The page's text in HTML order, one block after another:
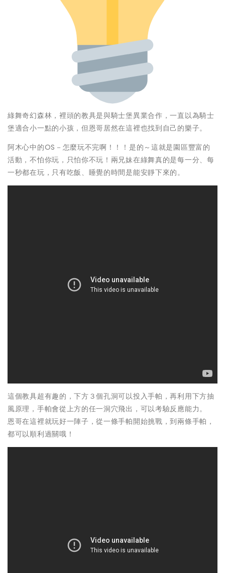
綠舞奇幻森林，裡頭的教具是與騎士堡異業合作，一直以為騎士
堡適合小一點的小孩，但恩哥居然在這裡也找到自己的樂子。
阿木心中的OS－怎麼玩不完啊！！！是的～這就是園區豐富的
活動，不怕你玩，只怕你不玩！兩兄妹在綠舞真的是每一分、每
一秒都在玩，只有吃飯、睡覺的時間是能安靜下來的。
這個教具超有趣的，下方３個孔洞可以投入手帕，再利用下方抽
風原理，手帕會從上方的任一洞穴飛出，可以考驗反應能力。
恩哥在這裡就玩好一陣子，從一條手帕開始挑戰，到兩條手帕，
都可以順利過關哦！